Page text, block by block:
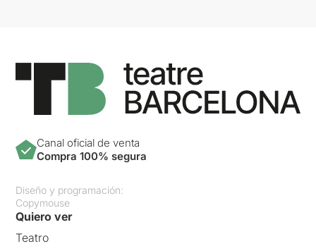
Canal oficial de venta
Compra 100% segura
Diseño y programación:
Copymouse
Quiero ver
Teatro